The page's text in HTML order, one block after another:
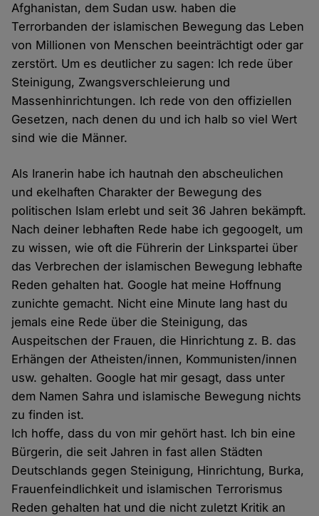
Afghanistan, dem Sudan usw. haben die
Terrorbanden der islamischen Bewegung das Leben
von Millionen von Menschen beeinträchtigt oder gar
zerstört. Um es deutlicher zu sagen: Ich rede über
Steinigung, Zwangsverschleierung und
Massenhinrichtungen. Ich rede von den offiziellen
Gesetzen, nach denen du und ich halb so viel Wert
sind wie die Männer.
Als Iranerin habe ich hautnah den abscheulichen
und ekelhaften Charakter der Bewegung des
politischen Islam erlebt und seit 36 Jahren bekämpft.
Nach deiner lebhaften Rede habe ich gegoogelt, um
zu wissen, wie oft die Führerin der Linkspartei über
das Verbrechen der islamischen Bewegung lebhafte
Reden gehalten hat. Google hat meine Hoffnung
zunichte gemacht. Nicht eine Minute lang hast du
jemals eine Rede über die Steinigung, das
Auspeitschen der Frauen, die Hinrichtung z. B. das
Erhängen der Atheisten/innen, Kommunisten/innen
usw. gehalten. Google hat mir gesagt, dass unter
dem Namen Sahra und islamische Bewegung nichts
zu finden ist.
Ich hoffe, dass du von mir gehört hast. Ich bin eine
Bürgerin, die seit Jahren in fast allen Städten
Deutschlands gegen Steinigung, Hinrichtung, Burka,
Frauenfeindlichkeit und islamischen Terrorismus
Reden gehalten hat und die nicht zuletzt Kritik an